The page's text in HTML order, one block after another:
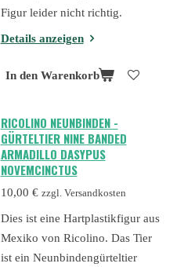
Figur leider nicht richtig.
Details anzeigen
In den Warenkorb
RICOLINO NEUNBINDEN -
GÜRTELTIER NINE BANDED
ARMADILLO DASYPUS
NOVEMCINCTUS
10,00 € zzgl. Versandkosten
Dies ist eine Hartplastikfigur aus
Mexiko von Ricolino. Das Tier
ist ein Neunbindengürteltier